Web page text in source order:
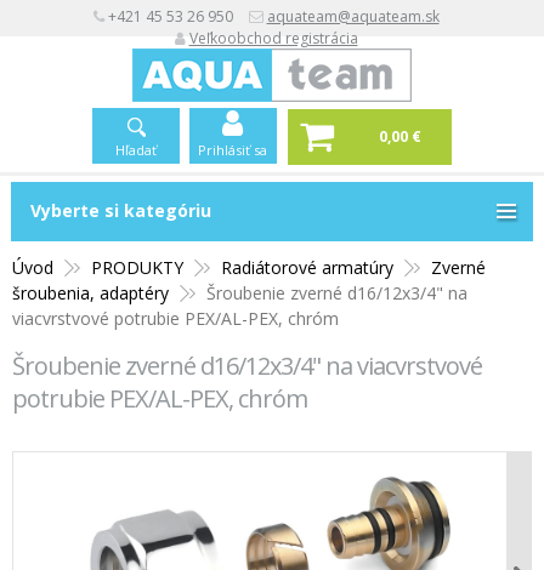
+421 45 53 26 950
aquateam@aquateam.sk
Veľkoobchod registrácia
Hľadať Prihlásiť sa
0,00 €
Vyberte si kategóriu
Úvod PRODUKTY Radiátorové armatúry
Zverné
šroubenia, adaptéry
Šroubenie zverné d16/12x3/4" na
viacvrstvové potrubie PEX/AL-PEX, chróm
Šroubenie zverné d16/12x3/4" na viacvrstvové
potrubie PEX/AL-PEX, chróm
Vyberte si kategóriu